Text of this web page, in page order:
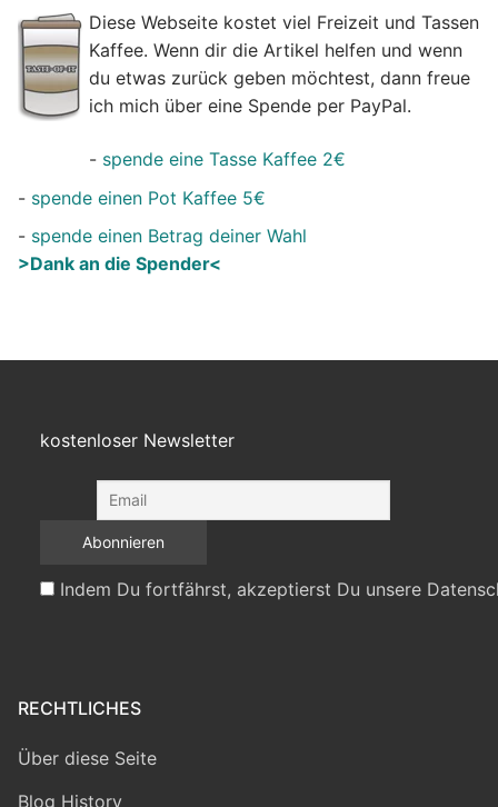
Diese Webseite kostet viel Freizeit und Tassen
Kaffee. Wenn dir die Artikel helfen und wenn
du etwas zurück geben möchtest, dann freue
ich mich über eine Spende per PayPal.
- spende eine Tasse Kaffee 2€
- spende einen Pot Kaffee 5€
- spende einen Betrag deiner Wahl
>Dank an die Spender<
kostenloser Newsletter
Indem Du fortfährst, akzeptierst Du unsere
RECHTLICHES
Über diese Seite
Blog History